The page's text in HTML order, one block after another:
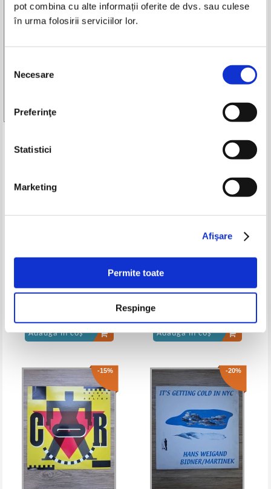
pot combina cu alte informații oferite de dvs. sau culese
în urma folosirii serviciilor lor.
consimțământului
Necesare
Preferinţe
Statistici
Marketing
Afişare
Permite toate
Respinge
4. I'll do anything
5. Shower
1. Don't drop the baby
3. Birds
Adaugă în coș Adaugă în coș
-15% -20%